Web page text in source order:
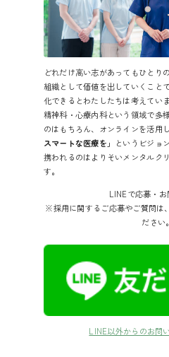
どれだけ高い志があってもひとり
組織として価値を出していくこと
化できるとわたしたちは考えていま
精神科・心療内科という領域で多
のはもちろん、オンラインを活用し
スマートな医療を」
というビジョ
携われるのはよりそいメンタルク
す。
LINEで応募・
※採用に関するご応募やご質問は
ださい。
LINE以外からのお問